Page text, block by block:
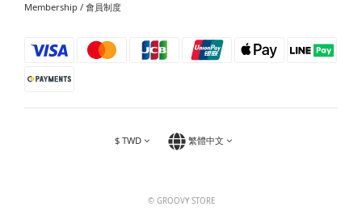
Membership / 會員制度
$ TWD 繁體中文
© GROOVY STORE